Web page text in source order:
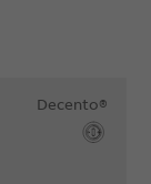
Decento®